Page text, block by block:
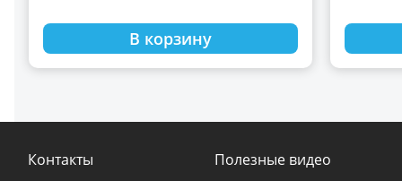
В корзину
Контакты
Полезные видео